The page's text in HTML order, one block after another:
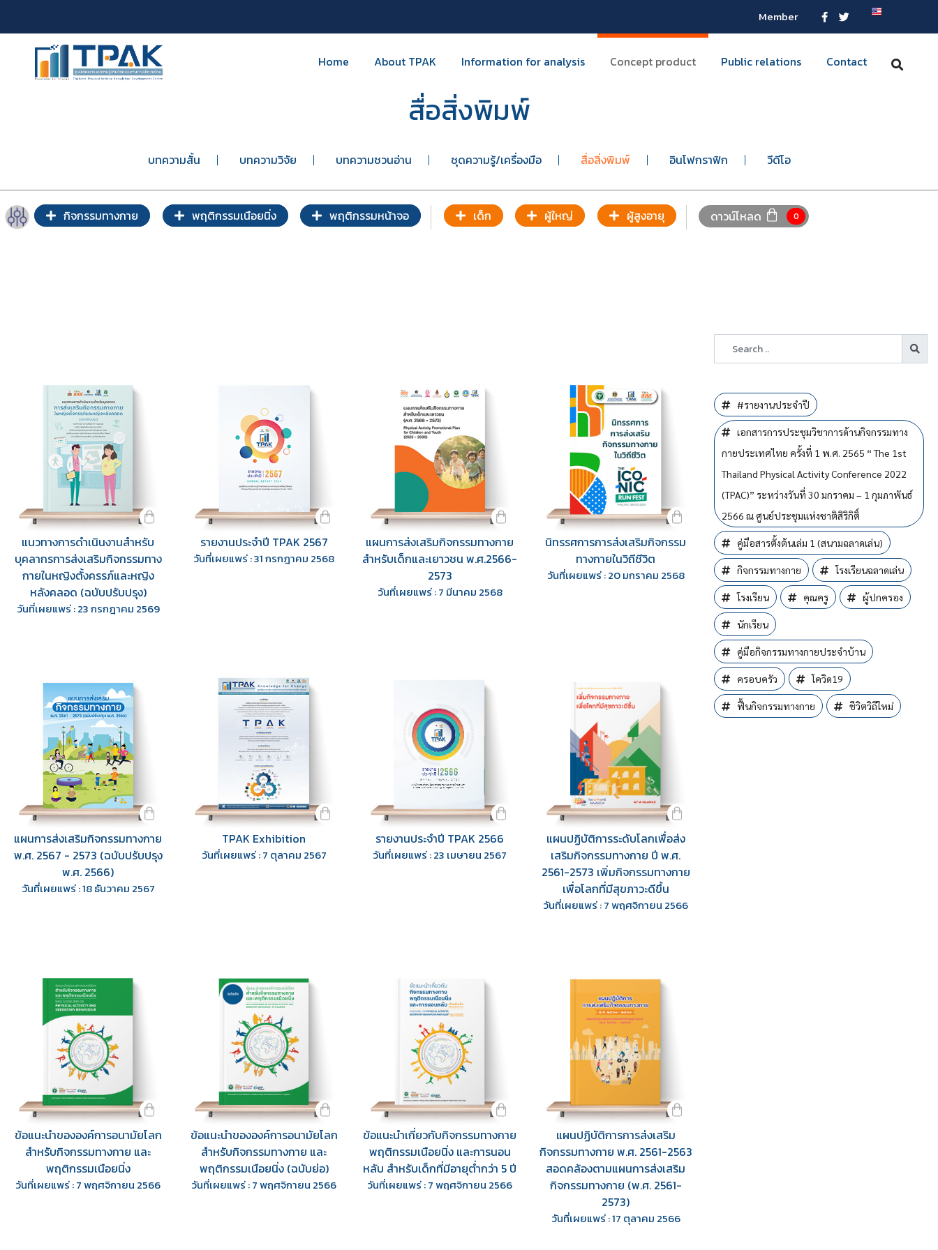
สื่อสิ่งพิมพ์
บทความสั้น บทความวิจัย บทความชวนอ่าน ชุดความรู้/เครื่องมือ สื่อสิ่งพิมพ์ อินโฟกราฟิก วีดีโอ
กิจกรรมทางกาย พฤติกรรมเนือยนิ่ง พฤติกรรมหน้าจอ เด็ก ผู้ใหญ่ ผู้สูงอายุ ดาวน์โหลด 0
รวม 5 ชุด
Download
Member
Home About TPAK Information for analysis Concept product Public relations Contact
แนวทางการดำเนินงานสำหรับ
บุคลากรการส่งเสริมกิจกรรมทาง
กายในหญิงตั้งครรภ์และหญิง
หลังคลอด (ฉบับปรับปรุง)
วันที่เผยแพร่ : 23 กรกฎาคม 2569
รายงานประจำปี TPAK 2567
วันที่เผยแพร่ : 31 กรกฎาคม 2568
แผนการส่งเสริมกิจกรรมทางกาย
สำหรับเด็กและเยาวชน พ.ศ.2566-
2573
วันที่เผยแพร่ : 7 มีนาคม 2568
นิทรรศการการส่งเสริมกิจกรรม
ทางกายในวิถีชีวิต
วันที่เผยแพร่ : 20 มกราคม 2568
แผนการส่งเสริมกิจกรรมทางกาย
พ.ศ. 2567 - 2573 (ฉบับปรับปรุง
พ.ศ. 2566)
วันที่เผยแพร่ : 18 ธันวาคม 2567
TPAK Exhibition
วันที่เผยแพร่ : 7 ตุลาคม 2567
รายงานประจำปี TPAK 2566
วันที่เผยแพร่ : 23 เมษายน 2567
แผนปฏิบัติการระดับโลกเพื่อส่ง
เสริมกิจกรรมทางกาย ปี พ.ศ.
2561-2573 เพิ่มกิจกรรมทางกาย
เพื่อโลกที่มีสุขภาวะดีขึ้น
วันที่เผยแพร่ : 7 พฤศจิกายน 2566
ข้อแนะนำขององค์การอนามัยโลก
สำหรับกิจกรรมทางกาย และ
พฤติกรรมเนือยนิ่ง
วันที่เผยแพร่ : 7 พฤศจิกายน 2566
ข้อแนะนำขององค์การอนามัยโลก
สำหรับกิจกรรมทางกาย และ
พฤติกรรมเนือยนิ่ง (ฉบับย่อ)
วันที่เผยแพร่ : 7 พฤศจิกายน 2566
ข้อแนะนำเกี่ยวกับกิจกรรมทางกาย
พฤติกรรมเนือยนิ่ง และการนอน
หลับ สำหรับเด็กที่มีอายุต่ำกว่า 5 ปี
วันที่เผยแพร่ : 7 พฤศจิกายน 2566
แผนปฏิบัติการการส่งเสริม
กิจกรรมทางกาย พ.ศ. 2561-2563
สอดคล้องตามแผนการส่งเสริม
กิจกรรมทางกาย (พ.ศ. 2561-
2573)
วันที่เผยแพร่ : 17 ตุลาคม 2566
#รายงานประจำปี
เอกสารการประชุมวิชาการด้านกิจกรรมทาง
กายประเทศไทย ครั้งที่ 1 พ.ศ. 2565 “ The 1st
Thailand Physical Activity Conference 2022
(TPAC)” ระหว่างวันที่ 30 มกราคม – 1 กุมภาพันธ์
2566 ณ ศูนย์ประชุมแห่งชาติสิริกิติ์
คู่มือสารตั้งต้นเล่ม 1 (สนามฉลาดเล่น)
กิจกรรมทางกาย โรงเรียนฉลาดเล่น
โรงเรียน คุณครู ผู้ปกครอง
นักเรียน
คู่มือกิจกรรมทางกายประจำบ้าน
ครอบครัว โควิด19
ฟื้นกิจกรรมทางกาย ชีวิตวิถีใหม่